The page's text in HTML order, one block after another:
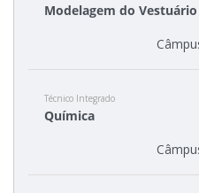
Modelagem do Vestuário
Técnico Integrado
Química